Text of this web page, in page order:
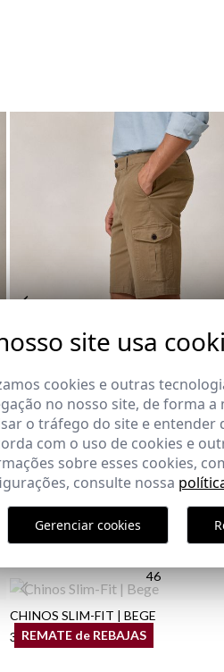
38 40 42 44 46 48
BERMUDA CARGO | CAMEL
27,95 € / 34,95 €
46
CHINOS SLIM-FIT | BEGE
34,95 € / 39,95 €
REMATE de REBAJAS
site usa
cookies e outras
no nosso site, de forma
o tráfego do site e entender
com o uso de cookies e
sobre esses cookies,
consulte nossa
Gerenciar cookies